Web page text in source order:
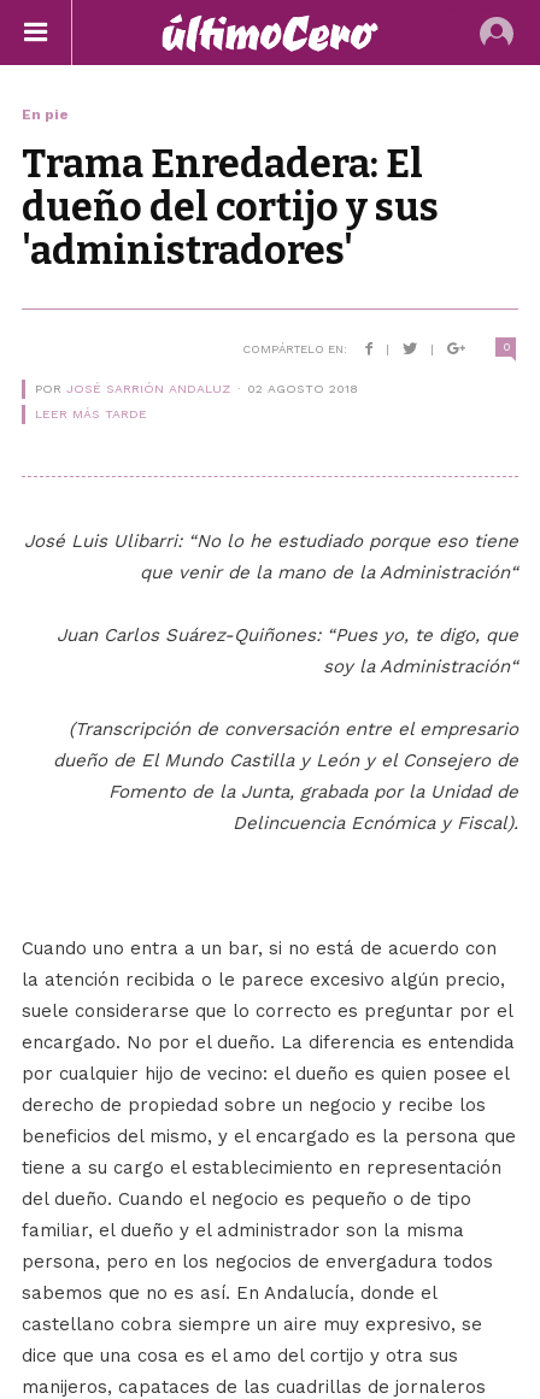
En pie
Trama Enredadera: El
dueño del cortijo y sus
'administradores'
COMPÁRTELO EN: | | 0
POR JOSÉ SARRIÓN ANDALUZ
02 AGOSTO 2018
LEER MÁS TARDE
José Luis Ulibarri: “No lo he estudiado porque eso tiene
que venir de la mano de la Administración“
Juan Carlos Suárez-Quiñones: “Pues yo, te digo, que
soy la Administración“
(Transcripción de conversación entre el empresario
dueño de El Mundo Castilla y León y el Consejero de
Fomento de la Junta, grabada por la Unidad de
Delincuencia Ecnómica y Fiscal).
Cuando uno entra a un bar, si no está de acuerdo con
la atención recibida o le parece excesivo algún precio,
suele considerarse que lo correcto es preguntar por el
encargado. No por el dueño. La diferencia es entendida
por cualquier hijo de vecino: el dueño es quien posee el
derecho de propiedad sobre un negocio y recibe los
beneficios del mismo, y el encargado es la persona que
tiene a su cargo el establecimiento en representación
del dueño. Cuando el negocio es pequeño o de tipo
familiar, el dueño y el administrador son la misma
persona, pero en los negocios de envergadura todos
sabemos que no es así. En Andalucía, donde el
castellano cobra siempre un aire muy expresivo, se
dice que una cosa es el amo del cortijo y otra sus
manijeros, capataces de las cuadrillas de jornaleros